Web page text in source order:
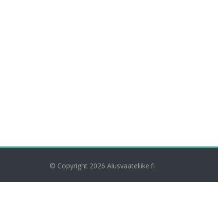
© Copyright 2026 Alusvaateliike.fi